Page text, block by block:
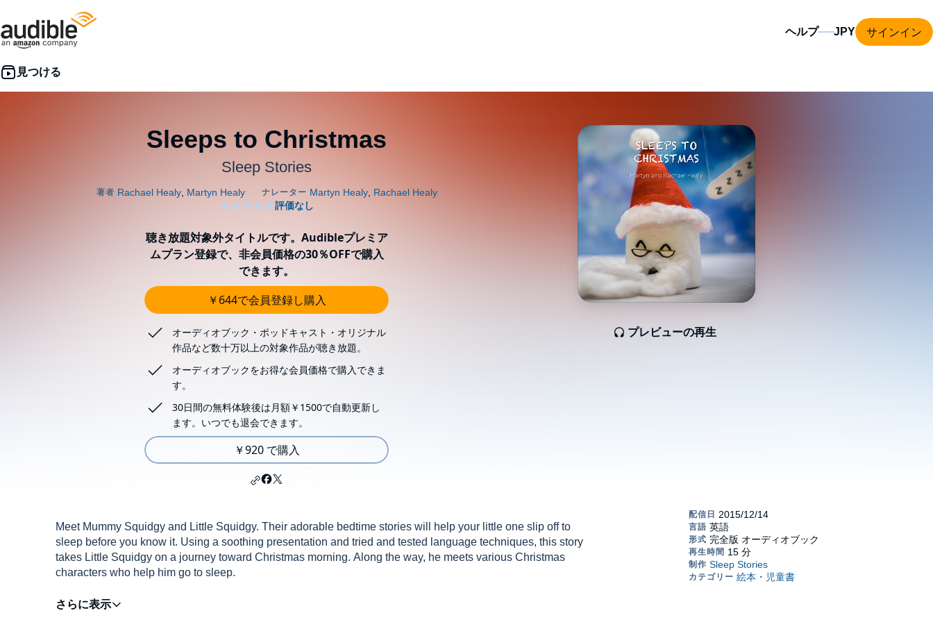
ヘルプ サインイン
Sleeps to Christmas
Sleep Stories
プレビューの再生
聴き放題対象外タイトルです。Audibleプレミア
ムプラン登録で、非会員価格の30％OFFで購入
できます。
￥644で会員登録し購入
オーディオブック・ポッドキャスト・オリジナル
作品など数十万以上の対象作品が聴き放題。
オーディオブックをお得な会員価格で購入できま
す。
30日間の無料体験後は月額￥1500で自動更新し
ます。いつでも退会できます。
￥920 で購入
Meet Mummy Squidgy and Little Squidgy. Their adorable bedtime stories will help your little one slip off to
sleep before you know it. Using a soothing presentation and tried and tested language techniques, this story
takes Little Squidgy on a journey toward Christmas morning. Along the way, he meets various Christmas
characters who help him go to sleep.
©2015 Martyn and Rachael Healy (P)2015 Martyn and Rachael Healy